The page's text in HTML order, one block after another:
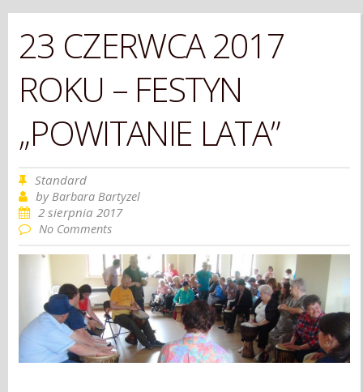
23 CZERWCA 2017
ROKU – FESTYN
„POWITANIE LATA”
Standard
byBarbara Bartyzel
2 sierpnia 2017
No Comments